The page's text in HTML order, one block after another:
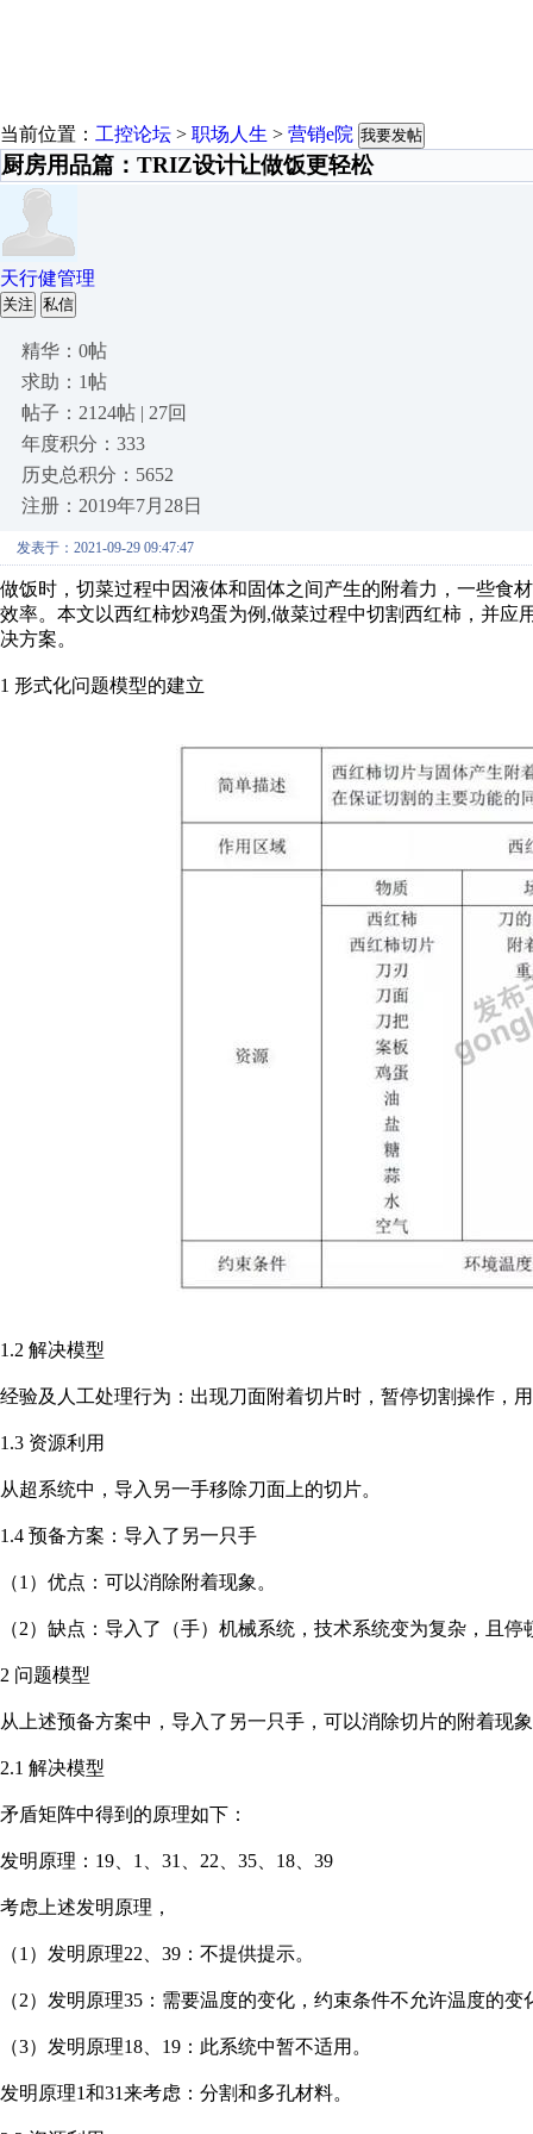
当前位置： 工控论坛 > 职场人生 > 营销e院 我要发帖
厨房用品篇：TRIZ设计让做饭更轻松
天行健管理
关注 私信
精华：0帖
求助：1帖
帖子：2124帖 | 27回
年度积分：333
历史总积分：5652
注册：2019年7月28日
发表于：2021-09-29 09:47:47
做饭时，切菜过程中因液体和固体之间产生的附着力，一些食
效率。本文以西红柿炒鸡蛋为例,做菜过程中切割西红柿，并
决方案。
1 形式化问题模型的建立
1.2 解决模型
经验及人工处理行为：出现刀面附着切片时，暂停切割操作，
1.3 资源利用
从超系统中，导入另一手移除刀面上的切片。
1.4 预备方案：导入了另一只手
（1）优点：可以消除附着现象。
（2）缺点：导入了（手）机械系统，技术系统变为复杂，且
2 问题模型
从上述预备方案中，导入了另一只手，可以消除切片的附着现
2.1 解决模型
矛盾矩阵中得到的原理如下：
发明原理：19、1、31、22、35、18、39
考虑上述发明原理，
（1）发明原理22、39：不提供提示。
（2）发明原理35：需要温度的变化，约束条件不允许温度的变
（3）发明原理18、19：此系统中暂不适用。
发明原理1和31来考虑：分割和多孔材料。